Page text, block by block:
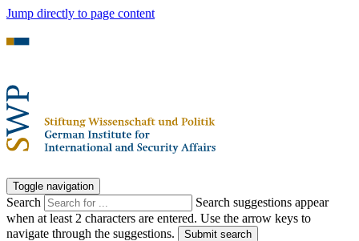
Jump directly to page content
Toggle navigation
Search
Search suggestions appear
when at least 2 characters are entered. Use the arrow keys to
navigate through the suggestions.
Submit search